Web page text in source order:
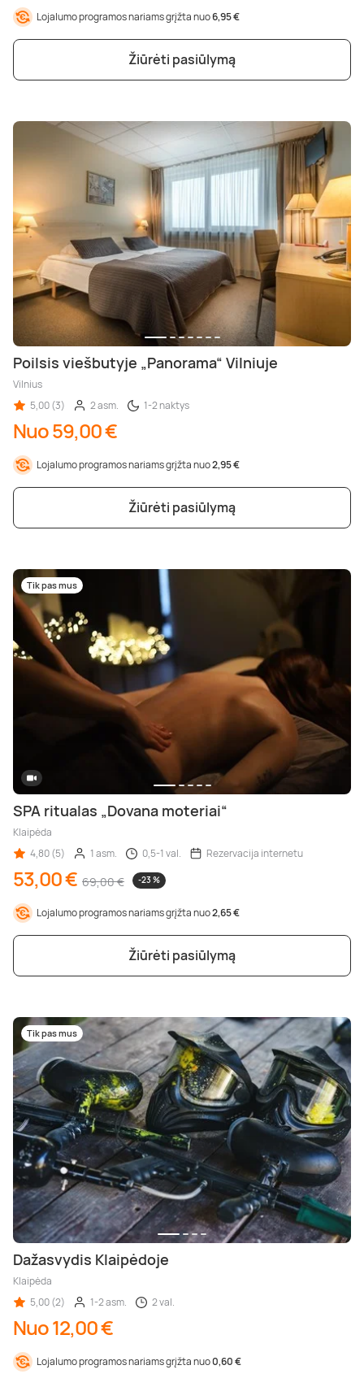
Lojalumo programos nariams grįžta nuo6,95 €
Žiūrėti pasiūlymą
Poilsis viešbutyje „Panorama“ Vilniuje
Vilnius
5,00 (3)
2 asm. 1-2 naktys
Nuo 59,00 €
Lojalumo programos nariams grįžta nuo2,95 €
Žiūrėti pasiūlymą
Tik pas mus
SPA ritualas „Dovana moteriai“
Klaipėda
4,80 (5)
1 asm. 0,5-1 val. Rezervacija internetu
53,00 € 69,00 € -23 %
Lojalumo programos nariams grįžta nuo2,65 €
Žiūrėti pasiūlymą
Tik pas mus
Dažasvydis Klaipėdoje
Klaipėda
5,00 (2)
1-2 asm. 2 val.
Nuo 12,00 €
Lojalumo programos nariams grįžta nuo0,60 €